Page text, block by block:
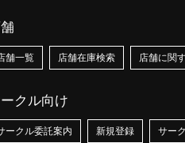
舗一覧 店舗在庫検索 店舗に関
クル向け
ークル委託案内 新規登録 サー